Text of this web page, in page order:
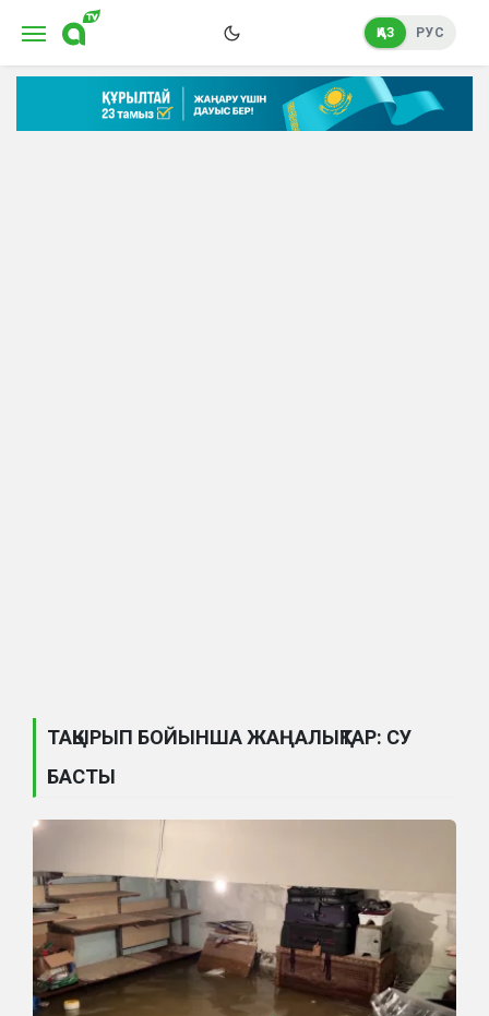
ҚАЗ РУС
ТАҚЫРЫП БОЙЫНША ЖАҢАЛЫҚТАР: СУ
БАСТЫ